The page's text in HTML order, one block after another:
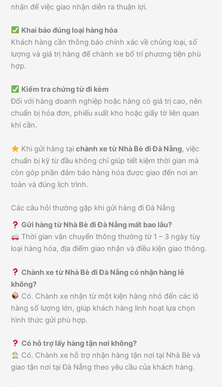
nhận để việc giao nhận diễn ra thuận lợi.
Khai báo đúng loại hàng hóa
Khách hàng cần thông báo chính xác về chủng loại, số
lượng và giá trị hàng để chành xe bố trí phương tiện phù
hợp.
Kiểm tra chứng từ đi kèm
Đối với hàng doanh nghiệp hoặc hàng có giá trị cao, nên
chuẩn bị hóa đơn, phiếu xuất kho hoặc giấy tờ liên quan
khi cần.
Khi gửi hàng tạichành xe từ Nhà Bè đi Đà Nẵng, việc
chuẩn bị kỹ từ đầu không chỉ giúp tiết kiệm thời gian mà
còn góp phần đảm bảo hàng hóa được giao đến nơi an
toàn và đúng lịch trình.
Các câu hỏi thường gặp khi gửi hàng đi Đà Nẵng
Gửi hàng từ Nhà Bè đi Đà Nẵng mất bao lâu?
Thời gian vận chuyển thông thường từ 1 – 3 ngày tùy
loại hàng hóa, địa điểm giao nhận và điều kiện giao thông.
Chành xe từ Nhà Bè đi Đà Nẵng có nhận hàng lẻ
không?
Có. Chành xe nhận từ một kiện hàng nhỏ đến các lô
hàng số lượng lớn, giúp khách hàng linh hoạt lựa chọn
hình thức gửi phù hợp.
Có hỗ trợ lấy hàng tận nơi không?
Có. Chành xe hỗ trợ nhận hàng tận nơi tại Nhà Bè và
giao tận nơi tại Đà Nẵng theo yêu cầu của khách hàng.